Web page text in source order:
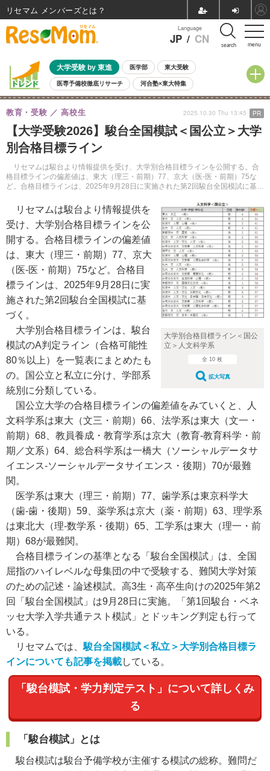
menu
Language
JP / CN search
大学受験 by 東進 医学部 東大受験
医専予備校徹底リサーチ 河合塾×東大特集
親子で考える大学選び 高校受験 中学受験 小学校受験
共通テスト 夏休み
8月開催イベント・WS 全国公立高校 過去問 人気記事
自由研究教材（小学生向け）
【大学受験2026】駿台全国模試＜国公立＞大学
別合格目標ライン
リセマムは駿台より情報提供を受け、大学別合格目標ラインを公開する。合
格目標ラインの偏差値は、東大（理三・前期）77、京大（医-医・前期）75な
ど。合格目標ラインは、2025年9月28日に実施された第2回駿台全国模試に基づ
教育・受験 高校生 2025.10.30 Thu 13:45 PR
大学別合格目標ライン＜国公
立＞人文科学系
全 10 枚
拡大写真
リセマムは駿台より情報提供を
受け、大学別合格目標ラインを公
開する。合格目標ラインの偏差値
は、東大（理三・前期）77、京大
（医-医・前期）75など。合格目
標ラインは、2025年9月28日に実
施された第2回駿台全国模試に基
づく。
大学別合格目標ラインは、駿台
模試のA判定ライン（合格可能性
80％以上）を一覧表にまとめたも
の。国公立と私立に分け、学部系
統別に分類している。
国公立大学の合格目標ラインの偏差値をみていくと、人
文科学系は東大（文三・前期）66、法学系は東大（文一・
前期）68、教員養成・教育学系は京大（教育-教育科学・前
期／文系）64、総合科学系は一橋大（ソーシャルデータサ
イエンス-ソーシャルデータサイエンス・後期）70が最難
関。
医学系は東大（理三・前期）77、歯学系は東京科学大
（歯-歯・後期）59、薬学系は京大（薬・前期）63、理学系
は東北大（理-数学系・後期）65、工学系は東大（理一・前
期）68が最難関。
合格目標ラインの基準となる「駿台全国模試」は、全国
屈指のハイレベルな母集団の中で受験する、難関大学対策
のための記述・論述模試。高3生・高卒生向けの2025年第2
回「駿台全国模試」は9月28日に実施。「第1回駿台・ベネ
ッセ大学入学共通テスト模試」とドッキング判定も行って
いる。
リセマムでは、駿台全国模試＜私立＞大学別合格目標ラ
インについても記事を掲載している。
「駿台模試・学力判定テスト」について詳しくみ
る
「駿台模試」とは
駿台模試は駿台予備学校が主催する模試の総称。難問だ
リセマム メンバーズ